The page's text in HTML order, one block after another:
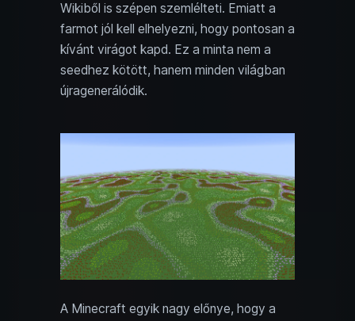
Wikiből is szépen szemlélteti. Emiatt a
farmot jól kell elhelyezni, hogy pontosan a
kívánt virágot kapd. Ez a minta nem a
seedhez kötött, hanem minden világban
újragenerálódik.
A Minecraft egyik nagy előnye, hogy a